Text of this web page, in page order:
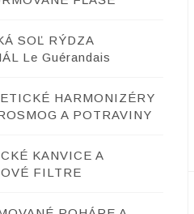
SOĽ RÝDZA
Le Guérandais
HARMONIZÉRY
A POTRAVINY
KANVICE A
FILTRE